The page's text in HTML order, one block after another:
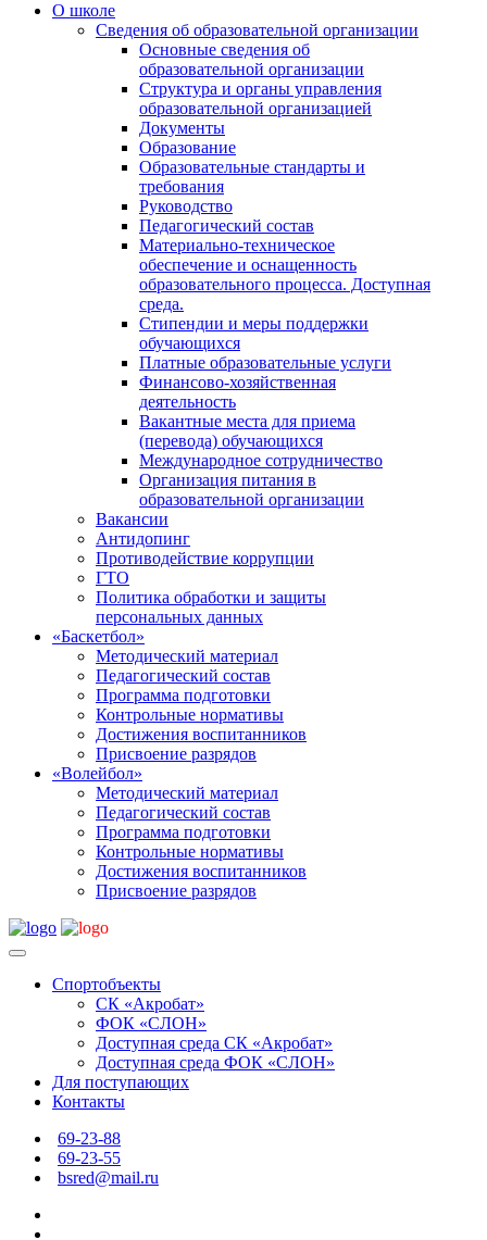
О школе
Сведения об образовательной организации
Основные сведения об
образовательной организации
Структура и органы управления
образовательной организацией
Документы
Образование
Образовательные стандарты и
требования
Руководство
Педагогический состав
Материально-техническое
обеспечение и оснащенность
образовательного процесса. Доступная
среда.
Стипендии и меры поддержки
обучающихся
Платные образовательные услуги
Финансово-хозяйственная
деятельность
Вакантные места для приема
(перевода) обучающихся
Международное сотрудничество
Организация питания в
образовательной организации
Вакансии
Антидопинг
Противодействие коррупции
ГТО
Политика обработки и защиты
персональных данных
«Баскетбол»
Методический материал
Педагогический состав
Программа подготовки
Контрольные нормативы
Достижения воспитанников
Присвоение разрядов
«Волейбол»
Методический материал
Педагогический состав
Программа подготовки
Контрольные нормативы
Достижения воспитанников
Присвоение разрядов
Спортобъекты
СК «Акробат»
ФОК «СЛОН»
Доступная среда СК «Акробат»
Доступная среда ФОК «СЛОН»
Для поступающих
Контакты
69-23-88
69-23-55
bsred@mail.ru